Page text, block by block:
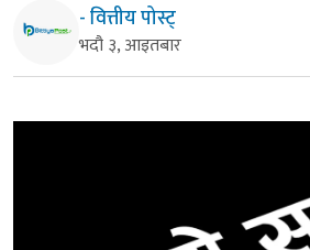
- वित्तीय पोस्ट्
भदौ ३, आइतबार